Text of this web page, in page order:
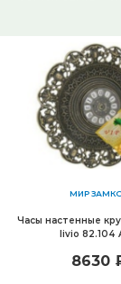
МИР
Часы настенные
livio 82.104
8630